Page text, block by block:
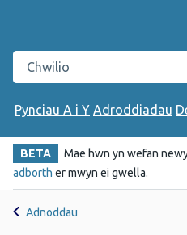
Chwilio gwefan Iechyd
Pynciau A i Y Adroddiadau
BETA
Mae hwn yn wefan
adborth er mwyn ei gwella.
Adnoddau